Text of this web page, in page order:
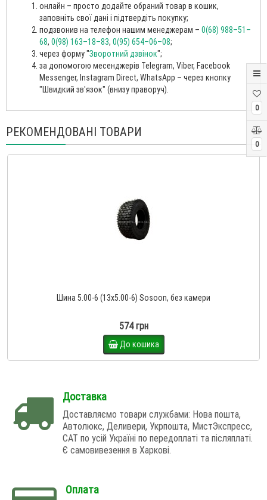
0
0
онлайн – просто додайте обраний товар в кошик,
заповніть свої дані і підтвердіть покупку;
подзвонив на телефон нашим менеджерам – 0(68) 988–51–
68, 0(98) 163–18–83, 0(95) 654–06–08;
через форму "Зворотний дзвінок";
за допомогою месенджерів Telegram, Viber, Facebook
Messenger, Instagram Direct, WhatsApp – через кнопку
"Швидкий зв'язок" (внизу праворуч).
РЕКОМЕНДОВАНІ ТОВАРИ
Шина 5.00-6 (13x5.00-6) Sosoon, без камери
574 грн
До кошика
Доставка
Доставляємо товари службами: Нова пошта,
Автолюкс, Деливери, Укрпошта, МистЭкспресс,
САТ по усій Україні по передоплаті та післяплаті.
Є самовивезення в Харкові.
Оплата